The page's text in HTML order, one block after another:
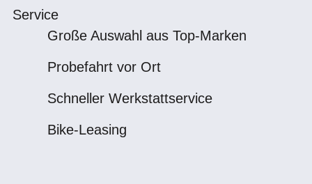
Service
Große Auswahl aus Top-Marken
Probefahrt vor Ort
Schneller Werkstattservice
Bike-Leasing